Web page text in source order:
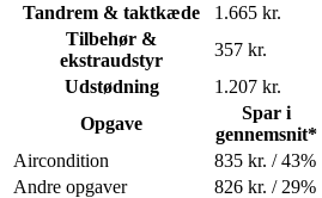
Tandrem & taktkæde
1.665 kr.
Tilbehør &
ekstraudstyr
357 kr.
Udstødning
1.207 kr.
Opgave
Spar i
gennemsnit*
Aircondition
835 kr. / 43%
Andre opgaver 826 kr. / 29%